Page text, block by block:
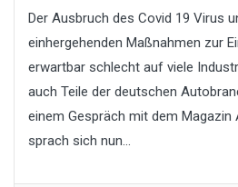
Der Ausbruch des Covid 19 Virus
einhergehenden Maßnahmen zur
erwartbar schlecht auf viele
auch Teile der deutschen
einem Gespräch mit dem
sprach sich nun...